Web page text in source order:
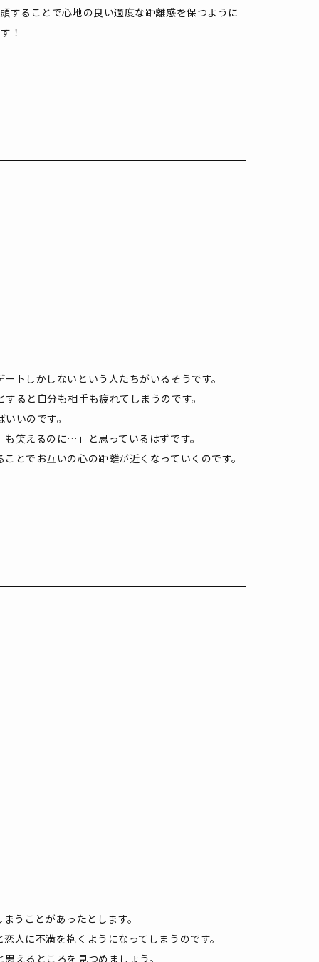
することで心地の良い適度な距離感を保つように
！
トしかしないという人たちがいるそうです。
ると自分も相手も疲れてしまうのです。
いのです。
笑えるのに…」と思っているはずです。
とでお互いの心の距離が近くなっていくのです。
うことがあったとします。
人に不満を抱くようになってしまうのです。
えるところを見つめましょう。